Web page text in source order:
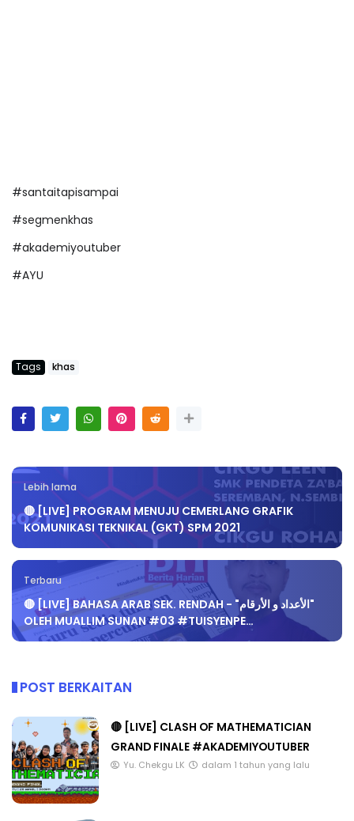
#santaitapisampai
#segmenkhas
#akademiyoutuber
#AYU
Tags khas
Lebih lama
🔴 [LIVE] PROGRAM MENUJU CEMERLANG GRAFIK
KOMUNIKASI TEKNIKAL (GKT) SPM 2021
Terbaru
🔴 [LIVE] BAHASA ARAB SEK. RENDAH - "الأعداد و الأرقام"
OLEH MUALLIM SUNAN #03 #TUISYENPE…
POST BERKAITAN
🔴 [LIVE] CLASH OF MATHEMATICIAN
GRAND FINALE #AKADEMIYOUTUBER
Yu. Chekgu LK dalam 1 tahun yang lalu